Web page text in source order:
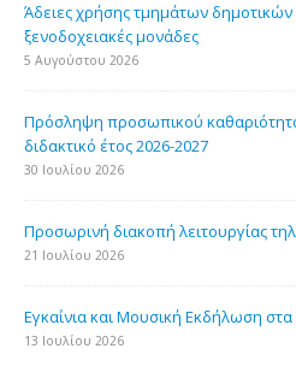
Άδειες χρήσης τμημάτων
ξενοδοχειακές μονάδες
5 Αυγούστου 2026
Πρόσληψη προσωπικού
διδακτικό έτος 2026-2027
30 Ιουλίου 2026
Προσωρινή διακοπή λειτουργίας
21 Ιουλίου 2026
Εγκαίνια και Μουσική Εκδήλωση στα
13 Ιουλίου 2026